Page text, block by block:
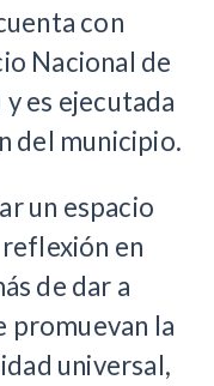
con
Nacional de
y es ejecutada
del municipio.
un espacio
en
de dar a
promuevan la
universal,